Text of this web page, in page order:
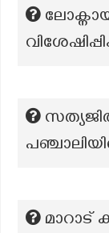
മാറാട്